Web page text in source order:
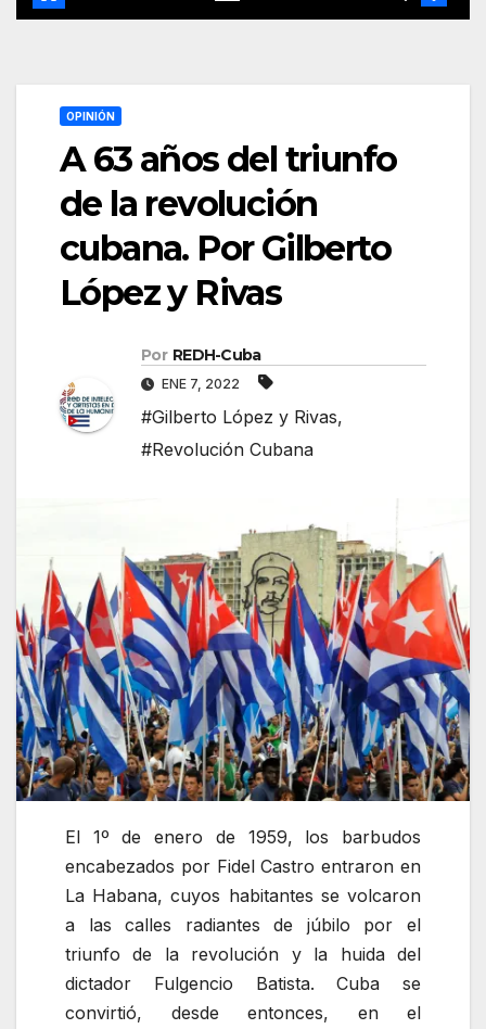
OPINIÓN
A 63 años del triunfo
de la revolución
cubana. Por Gilberto
López y Rivas
Por REDH-Cuba
ENE 7, 2022
#Gilberto López y Rivas,
#Revolución Cubana
El 1º de enero de 1959, los barbudos
encabezados por Fidel Castro entraron en
La Habana, cuyos habitantes se volcaron
a las calles radiantes de júbilo por el
triunfo de la revolución y la huida del
dictador Fulgencio Batista. Cuba se
convirtió, desde entonces, en el